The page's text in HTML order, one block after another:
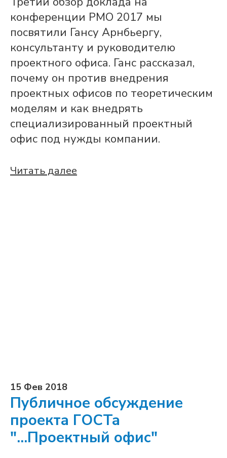
конференции PMO 2017 мы
посвятили Гансу Арнбьергу,
консультанту и руководителю
проектного офиса. Ганс рассказал,
почему он против внедрения
проектных офисов по теоретическим
моделям и как внедрять
специализированный проектный
офис под нужды компании.
Читать далее
15 Фев 2018
Публичное обсуждение
проекта ГОСТа
"...Проектный офис"